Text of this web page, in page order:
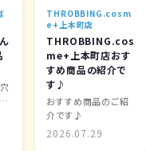
THROBBING.cosm
e+上本町店
THROBBING.cos
me+上本町店おす
すめ商品の紹介で
す♪
おすすめ商品のご紹
介です♪
2026.07.29